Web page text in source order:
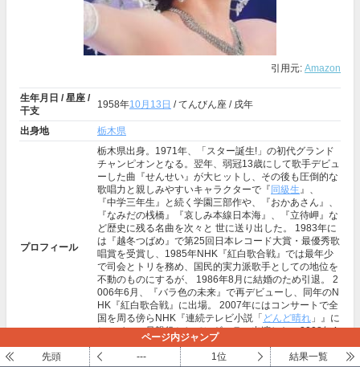
引用元: Amazon
生年月日 / 星座 /
干支
1958年10月13日 / てんびん座 / 戌年
出身地 栃木県
プロフィール
栃木県出身。1971年、「スター誕生!」の初代グランド
チャンピオンとなる。翌年、弱冠13歳にして歌手デビュ
ーした曲『せんせい』が大ヒットし、その後も圧倒的な
歌唱力と親しみやすいキャラクターで『 同級生』、
『中学三年生』と続く学園三部作や、『おかあさん』、
『なみだの桟橋』『哀しみ本線日本海』、『立待岬』な
ど歴史に残る名曲を次々と 世に送り出した。 1983年に
は『越冬つばめ』で第25回日本レコード大賞・最優秀歌
唱賞を受賞し、1985年NHK『紅白歌合戦』では最年少
で司会とトリを務め、国民的実力派歌手としての地位を
不動のものにするが、 1986年8月に結婚のため引退。 2
006年6月、『バラ色の未来』で再デビューし、同年のN
HK『紅白歌合戦』に出場。 2007年にはコンサートで全
国を周る傍らNHK『連続テレビ小説「 どんど晴れ 」』に
ヒロインの母親役としてレギュラー出演した。2008年4
月1日、個人事務所「おんがく工房」を設立。
シングル『せんせい』
ページ内ジャンプ
先頭
--- 1位 結果一覧